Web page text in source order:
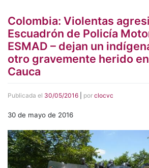
Colombia: Violentas
Escuadrón de Policía
ESMAD – dejan un
otro gravemente herido
Cauca
Publicada el 30/05/2016 por clocvc
30 de mayo de 2016